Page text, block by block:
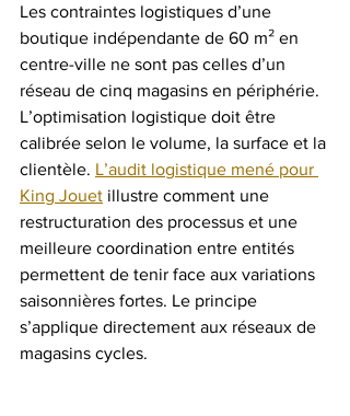
Les contraintes logistiques d’une
boutique indépendante de 60 m² en
centre-ville ne sont pas celles d’un
réseau de cinq magasins en périphérie.
L’optimisation logistique doit être
calibrée selon le volume, la surface et la
clientèle. L’audit logistique mené pour
King Jouet illustre comment une
restructuration des processus et une
meilleure coordination entre entités
permettent de tenir face aux variations
saisonnières fortes. Le principe
s’applique directement aux réseaux de
magasins cycles.